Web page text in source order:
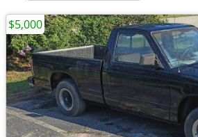
$5,000